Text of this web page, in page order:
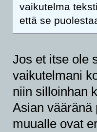
vaikutelma
että se
Jos et itse ole
vaikutelmani
niin silloinhan
Asian vääränä
muualle ovat